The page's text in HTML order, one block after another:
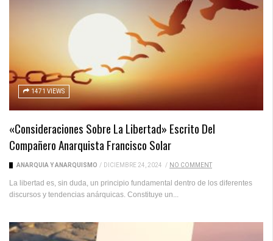
1471 VIEWS
«Consideraciones Sobre La Libertad» Escrito Del
Compañero Anarquista Francisco Solar
ANARQUÍA Y ANARQUISMO / DICIEMBRE 24, 2024 / NO COMMENT
La libertad es, sin duda, un principio fundamental dentro de los diferentes
discursos y tendencias anárquicas. Constituye un...